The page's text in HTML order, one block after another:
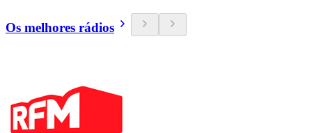
Os melhores rádios